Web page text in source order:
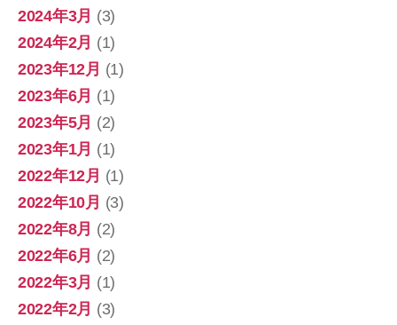
2024年3月 (3)
2024年2月 (1)
2023年12月 (1)
2023年6月 (1)
2023年5月 (2)
2023年1月 (1)
2022年12月 (1)
2022年10月 (3)
2022年8月 (2)
2022年6月 (2)
2022年3月 (1)
2022年2月 (3)